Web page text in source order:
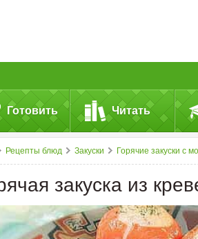
Готовить Читать
Рецепты блюд Закуски Горячие закуски с
закуска из